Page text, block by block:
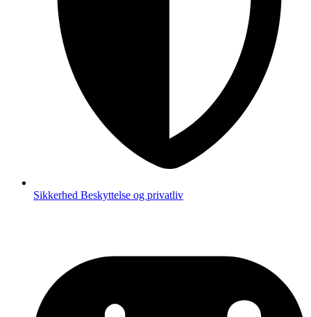
Sikkerhed Beskyttelse og privatliv